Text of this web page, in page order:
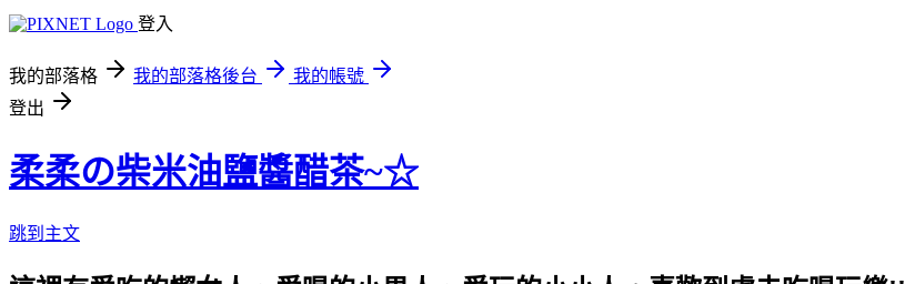
登入
我的部落格 我的部落格後台
我的帳號
登出
柔柔の柴米油鹽醬醋茶~☆
跳到主文